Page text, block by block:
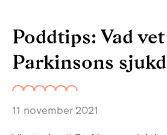
Poddtips: Vad
Parkinsons
11 november 2021